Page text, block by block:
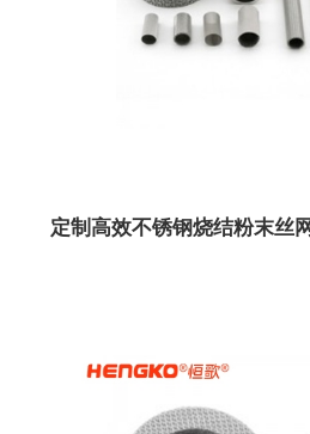
定制高效不锈钢烧结粉末丝